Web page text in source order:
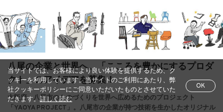
八尾の企業と世界へ。「こころを豊かにするプロダ
クト」のアイデアを募集！
大阪府・八尾市のものづくりを世界へ広めるためのプロジェクト
「YAOYA PROJECT」。八尾市の企業が持つ技術を生かしたオリジナル
当サイトでは、お客様により良い体験を提供するため、ク
ッキーを利用しています。当サイトのご利用にあたり、弊
社クッキーポリシーにご同意いただいたものとさせていた
だきます。詳しく読む
OK